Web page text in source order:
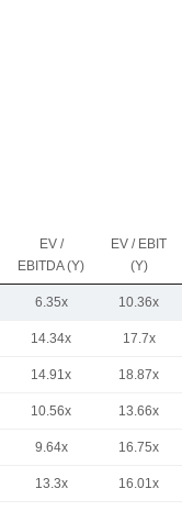
EV /
EBITDA (Y)
EV / EBIT
(Y)
6.35x 10.36x
14.34x 17.7x
14.91x 18.87x
10.56x 13.66x
9.64x 16.75x
13.3x 16.01x